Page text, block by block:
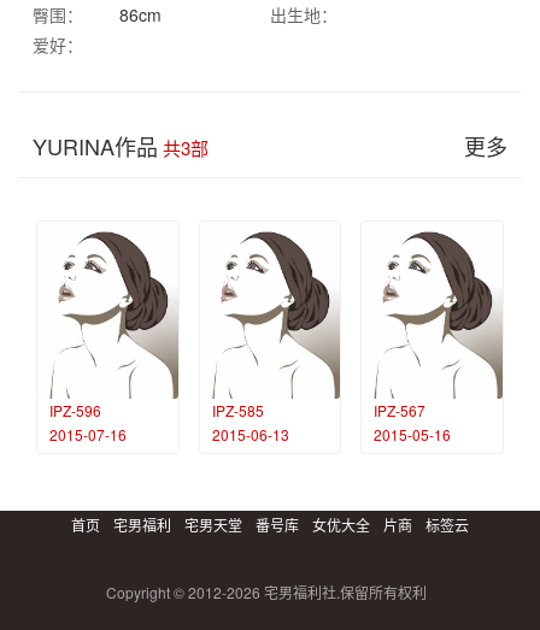
臀围：
86cm
出生地：
爱好：
更多
YURINA作品 共3部
IPZ-596
2015-07-16
IPZ-585
2015-06-13
IPZ-567
2015-05-16
首页 宅男福利 宅男天堂 番号库 女优大全 片商 标签云
Copyright © 2012-2026 宅男福利社.保留所有权利